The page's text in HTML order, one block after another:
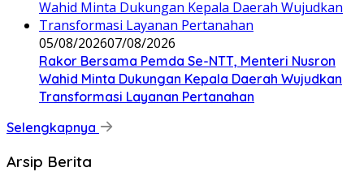
05/08/202607/08/2026
Rakor Bersama Pemda Se-NTT, Menteri Nusron
Wahid Minta Dukungan Kepala Daerah Wujudkan
Transformasi Layanan Pertanahan
Selengkapnya
Arsip Berita